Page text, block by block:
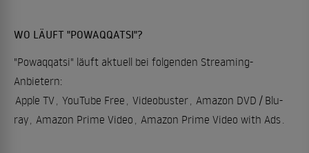
WO LÄUFT "POWAQQATSI"?
"Powaqqatsi" läuft aktuell bei folgenden Streaming-
Anbietern:
Apple TV, YouTube Free , Videobuster, Amazon DVD / Blu-
ray, Amazon Prime Video , Amazon Prime Video with Ads.